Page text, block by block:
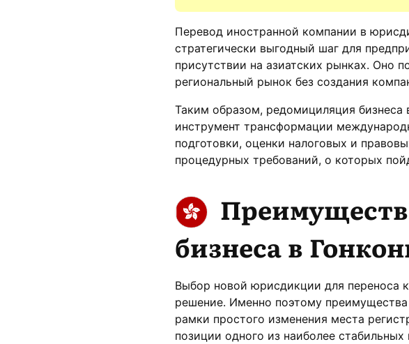
Перевод иностранной компании в
стратегически выгодный шаг для
присутствии на азиатских рынках. Оно
региональный рынок без создания
Таким образом, редомициляция бизнеса
инструмент трансформации
подготовки, оценки налоговых и
процедурных требований, о которых
бизнеса в
Выбор новой юрисдикции для переноса
решение. Именно поэтому
рамки простого изменения места
позиции одного из наиболее